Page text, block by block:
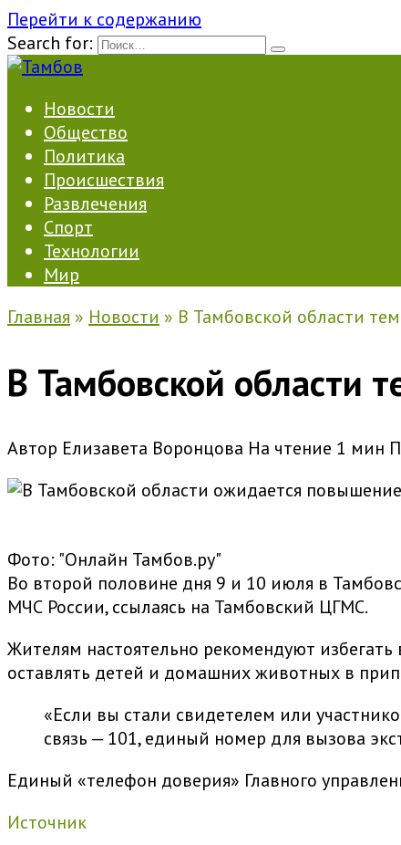
Перейти к содержанию
Search for:
Новости
Общество
Политика
Происшествия
Развлечения
Спорт
Технологии
Мир
Главная » Новости » В Тамбовской области
В Тамбовской области
Автор Елизавета Воронцова На чтение 1 мин
Фото: "Онлайн Тамбов.ру"
Во второй половине дня 9 и 10 июля в
МЧС России, ссылаясь на Тамбовский ЦГМС.
Жителям настоятельно рекомендуют
оставлять детей и домашних животных в
«Если вы стали свидетелем или
связь — 101, единый номер для вызова
Единый «телефон доверия» Главного
Источник